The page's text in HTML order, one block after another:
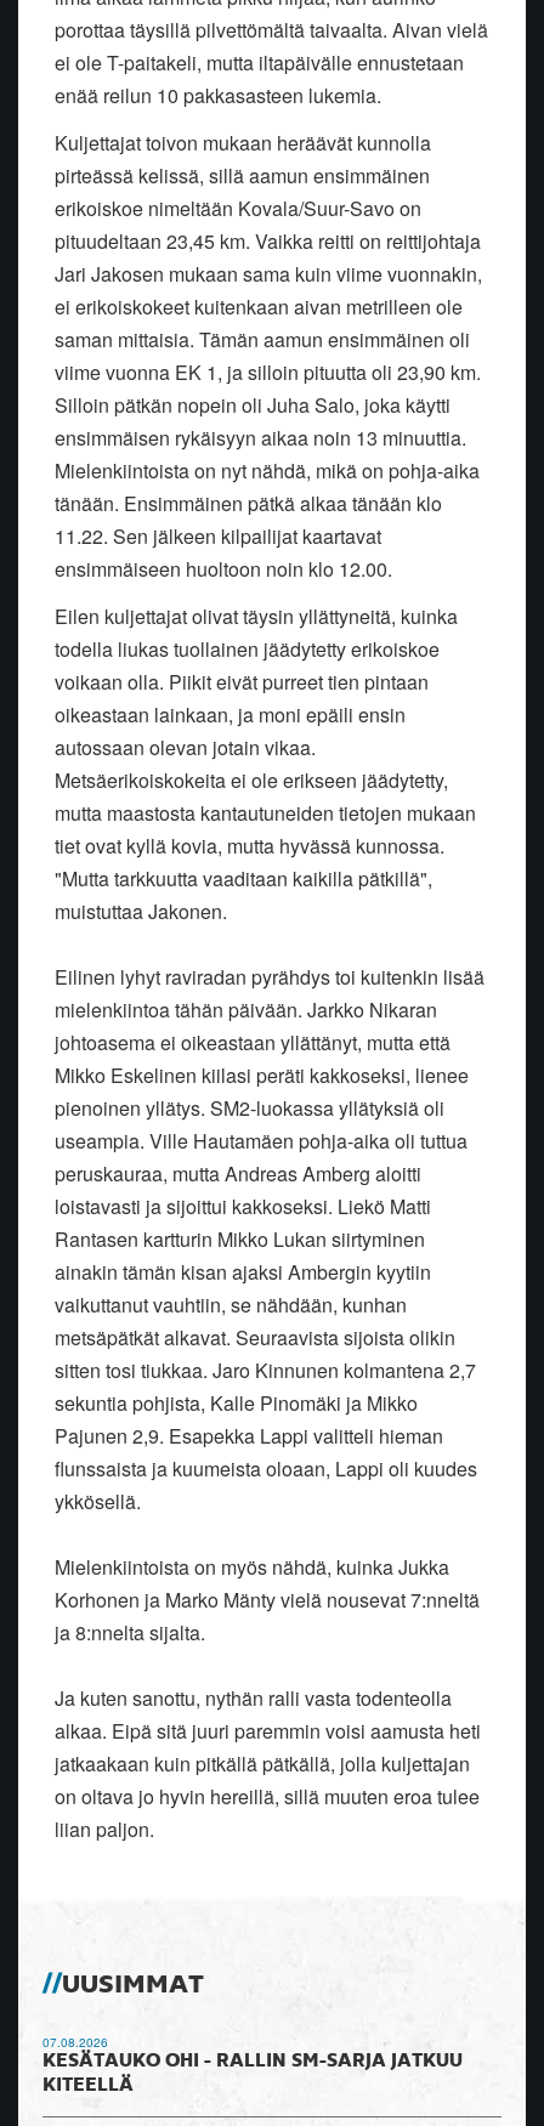
porottaa täysillä pilvettömältä taivaalta. Aivan vielä
ei ole T-paitakeli, mutta iltapäivälle ennustetaan
enää reilun 10 pakkasasteen lukemia.
Kuljettajat toivon mukaan heräävät kunnolla
pirteässä kelissä, sillä aamun ensimmäinen
erikoiskoe nimeltään Kovala/Suur-Savo on
pituudeltaan 23,45 km. Vaikka reitti on reittijohtaja
Jari Jakosen mukaan sama kuin viime vuonnakin,
ei erikoiskokeet kuitenkaan aivan metrilleen ole
saman mittaisia. Tämän aamun ensimmäinen oli
viime vuonna EK 1, ja silloin pituutta oli 23,90 km.
Silloin pätkän nopein oli Juha Salo, joka käytti
ensimmäisen rykäisyyn aikaa noin 13 minuuttia.
Mielenkiintoista on nyt nähdä, mikä on pohja-aika
tänään. Ensimmäinen pätkä alkaa tänään klo
11.22. Sen jälkeen kilpailijat kaartavat
ensimmäiseen huoltoon noin klo 12.00.
Eilen kuljettajat olivat täysin yllättyneitä, kuinka
todella liukas tuollainen jäädytetty erikoiskoe
voikaan olla. Piikit eivät purreet tien pintaan
oikeastaan lainkaan, ja moni epäili ensin
autossaan olevan jotain vikaa.
Metsäerikoiskokeita ei ole erikseen jäädytetty,
mutta maastosta kantautuneiden tietojen mukaan
tiet ovat kyllä kovia, mutta hyvässä kunnossa.
"Mutta tarkkuutta vaaditaan kaikilla pätkillä",
muistuttaa Jakonen.
Eilinen lyhyt raviradan pyrähdys toi kuitenkin lisää
mielenkiintoa tähän päivään. Jarkko Nikaran
johtoasema ei oikeastaan yllättänyt, mutta että
Mikko Eskelinen kiilasi peräti kakkoseksi, lienee
pienoinen yllätys. SM2-luokassa yllätyksiä oli
useampia. Ville Hautamäen pohja-aika oli tuttua
peruskauraa, mutta Andreas Amberg aloitti
loistavasti ja sijoittui kakkoseksi. Liekö Matti
Rantasen kartturin Mikko Lukan siirtyminen
ainakin tämän kisan ajaksi Ambergin kyytiin
vaikuttanut vauhtiin, se nähdään, kunhan
metsäpätkät alkavat. Seuraavista sijoista olikin
sitten tosi tiukkaa. Jaro Kinnunen kolmantena 2,7
sekuntia pohjista, Kalle Pinomäki ja Mikko
Pajunen 2,9. Esapekka Lappi valitteli hieman
flunssaista ja kuumeista oloaan, Lappi oli kuudes
ykkösellä.
Mielenkiintoista on myös nähdä, kuinka Jukka
Korhonen ja Marko Mänty vielä nousevat 7:nneltä
ja 8:nnelta sijalta.
Ja kuten sanottu, nythän ralli vasta todenteolla
alkaa. Eipä sitä juuri paremmin voisi aamusta heti
jatkaakaan kuin pitkällä pätkällä, jolla kuljettajan
on oltava jo hyvin hereillä, sillä muuten eroa tulee
liian paljon.
UUSIMMAT
07.08.2026
KESÄTAUKO OHI - RALLIN SM-SARJA JATKUU
KITEELLÄ